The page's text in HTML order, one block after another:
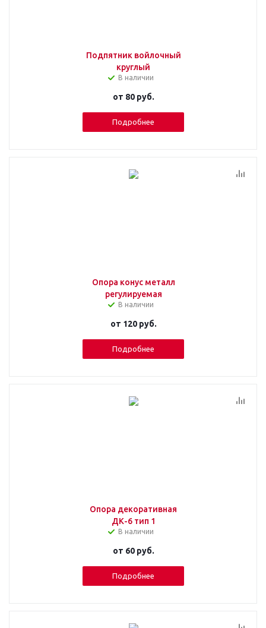
Подпятник войлочный
круглый
В наличии
от 80 руб.
Подробнее
Опора конус металл
регулируемая
В наличии
от 120 руб.
Подробнее
Опора декоративная
ДК-6 тип 1
В наличии
от 60 руб.
Подробнее